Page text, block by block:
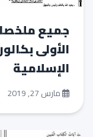
جميع
الأولى
الإسلامية
مارس 27, 2019